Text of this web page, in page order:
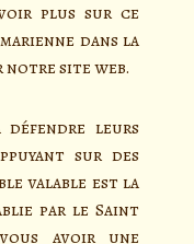
plus sur ce
dans la
notre site web.
leurs
sur des
valable est la
par le Saint
avoir une